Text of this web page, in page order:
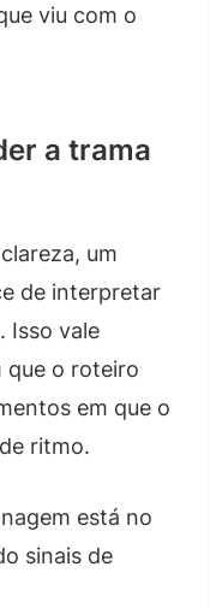
viu com o
a trama
um
de interpretar
Isso vale
que o roteiro
em que o
ritmo.
está no
sinais de